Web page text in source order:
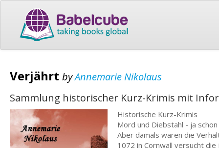
Verjährt byAnnemarie Nikolaus
Sammlung historischer Kurz-Krimis mit
Historische Kurz-Krimis
Mord und Diebstahl - ja schon
Aber damals waren die
1072 in Cornwall versucht